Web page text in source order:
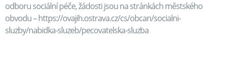
odboru sociální péče, žádosti jsou na stránkách městského
obvodu – https://ovajih.ostrava.cz/cs/obcan/socialni-
sluzby/nabidka-sluzeb/pecovatelska-sluzba